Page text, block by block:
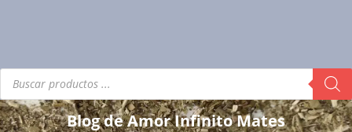
Búsqueda
productos
Blog de Amor Infinito Mates